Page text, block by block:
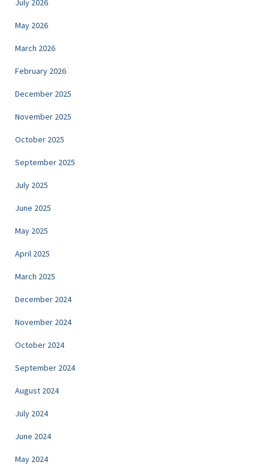
July 2026
May 2026
March 2026
February 2026
December 2025
November 2025
October 2025
September 2025
July 2025
June 2025
May 2025
April 2025
March 2025
December 2024
November 2024
October 2024
September 2024
August 2024
July 2024
June 2024
May 2024